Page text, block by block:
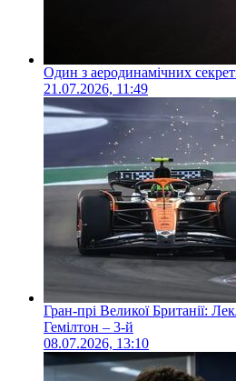
Один з аеродинамічних
21.07.2026, 11:49
Гран-прі Великої Британії:
Гемілтон – 3-й
08.07.2026, 13:10